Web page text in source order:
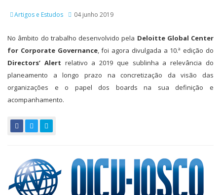
Artigos e Estudos 04 junho 2019
No âmbito do trabalho desenvolvido pela Deloitte Global Center
for Corporate Governance, foi agora divulgada a 10.ª edição do
Directors’ Alert relativo a 2019 que sublinha a relevância do
planeamento a longo prazo na concretização da visão das
organizações e o papel dos boards na sua definição e
acompanhamento.